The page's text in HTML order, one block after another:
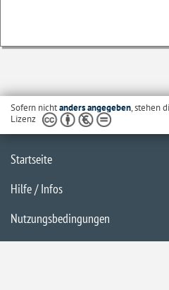
Sofern nichtanders angegeben, stehen
Lizenz
Startseite
Hilfe / Infos
Nutzungsbedingungen